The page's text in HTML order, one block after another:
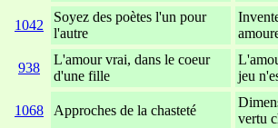
1042
Soyez des poètes l'un pour
l'autre
938
L'amour vrai, dans le coeur
d'une fille
jeu
1068 Approches de la chasteté
vertu